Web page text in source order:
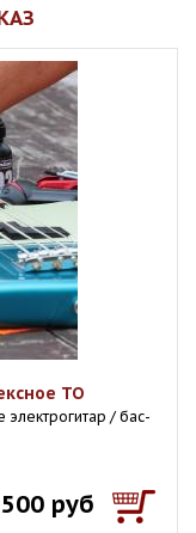
ТО
/ бас-
руб